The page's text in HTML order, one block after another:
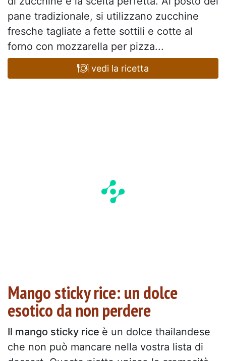
pane tradizionale, si utilizzano zucchine
fresche tagliate a fette sottili e cotte al
forno con mozzarella per pizza...
vedi la ricetta
Mango sticky rice: un dolce
esotico da non perdere
Il mango sticky rice è un dolce thailandese
che non può mancare nella vostra lista di